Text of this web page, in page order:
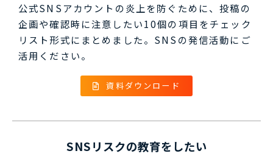
公式SNSアカウントの炎上を防ぐために、投稿の
企画や確認時に注意したい10個の項目をチェック
リスト形式にまとめました。SNSの発信活動にご
活用ください。
資料ダウンロード
SNSリスクの教育をしたい